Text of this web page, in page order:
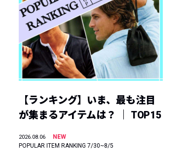
【ランキング】いま、最も注目
が集まるアイテムは？ ｜ TOP15
2026.08.06
NEW
POPULAR ITEM RANKING 7/30~8/5